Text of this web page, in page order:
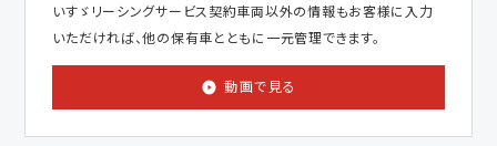
いすゞリーシングサービス契約車両以外の情報もお客様に入力
いただければ、他の保有車とともに一元管理できます。
動画で見る